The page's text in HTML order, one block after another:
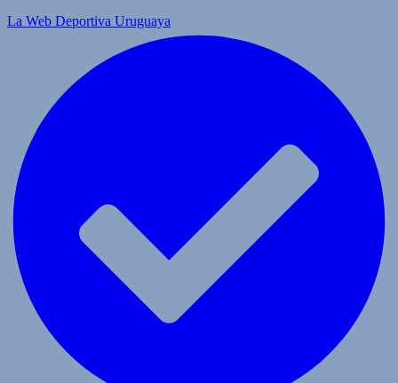
La Web Deportiva Uruguaya